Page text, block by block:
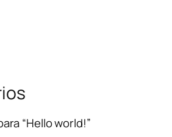
“Hello world!”